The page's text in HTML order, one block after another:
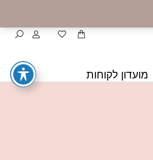
מועדון לקוחות